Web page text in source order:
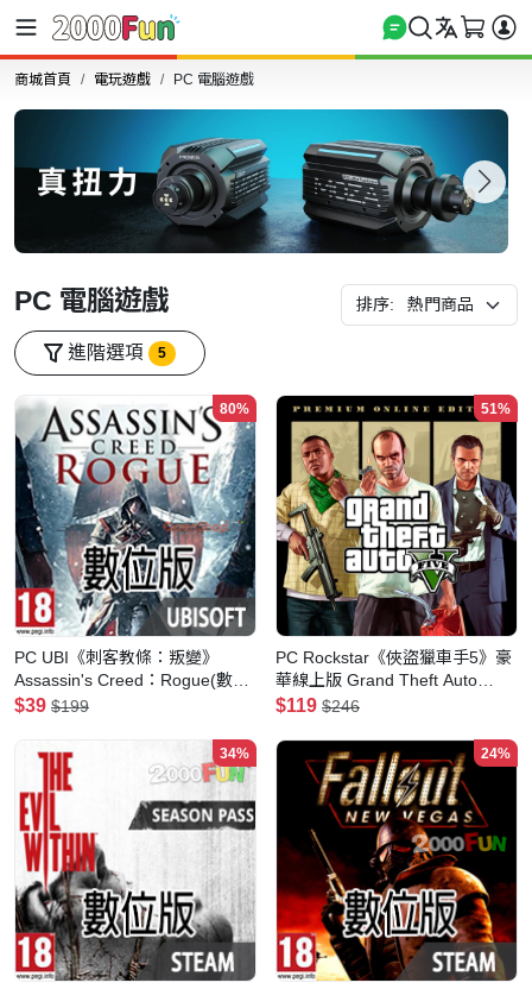
商城首頁 電玩遊戲 PC 電腦遊戲
PC 電腦遊戲 排序:
進階選項 5
80%
PC UBI《刺客教條：叛變》
Assassin's Creed：Rogue(數位
普通版-中英)
$39 $199
51%
PC Rockstar《俠盜獵車手5》豪
華線上版 Grand Theft Auto
V(Premium Online Edition)
$119 $246
34% 24%